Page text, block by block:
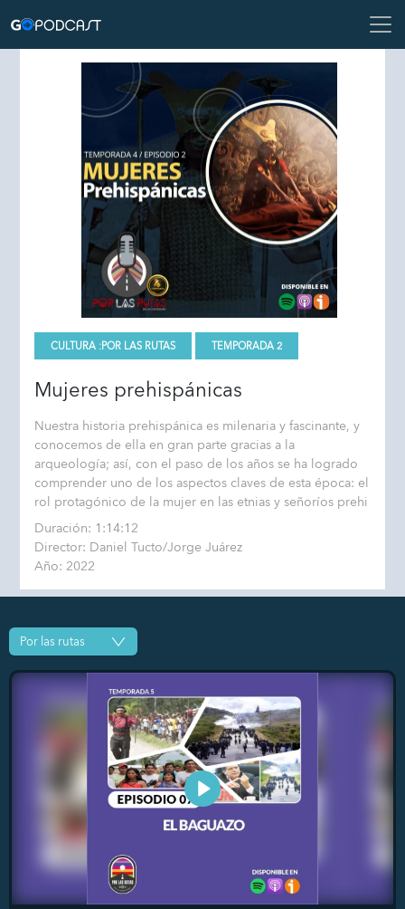
CULTURA :POR LAS RUTAS TEMPORADA 2
Mujeres prehispánicas
Nuestra historia prehispánica es milenaria y fascinante, y
conocemos de ella en gran parte gracias a la
arqueología; así, con el paso de los años se ha logrado
comprender uno de los aspectos claves de esta época: el
rol protagónico de la mujer en las etnias y señoríos prehi
Duración: 1:14:12
Director: Daniel Tucto/Jorge Juárez
Año: 2022